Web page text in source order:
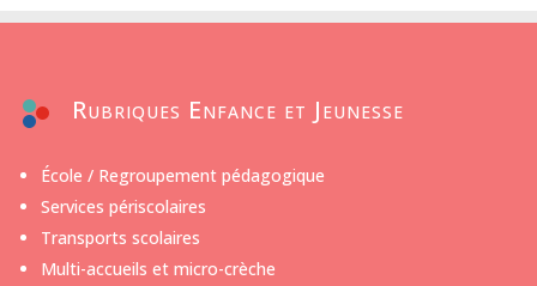
Rubriques Enfance et Jeunesse
École / Regroupement pédagogique
Services périscolaires
Transports scolaires
Multi-accueils et micro-crèche